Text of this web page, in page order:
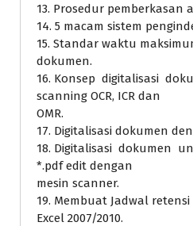
13. Prosedur pemberkasan
14. 5 macam sistem
15. Standar waktu
dokumen.
16. Konsep digitalisasi
scanning OCR, ICR dan
OMR.
17. Digitalisasi dokumen
18. Digitalisasi dokumen
*.pdf edit dengan
mesin scanner.
19. Membuat Jadwal
Excel 2007/2010.